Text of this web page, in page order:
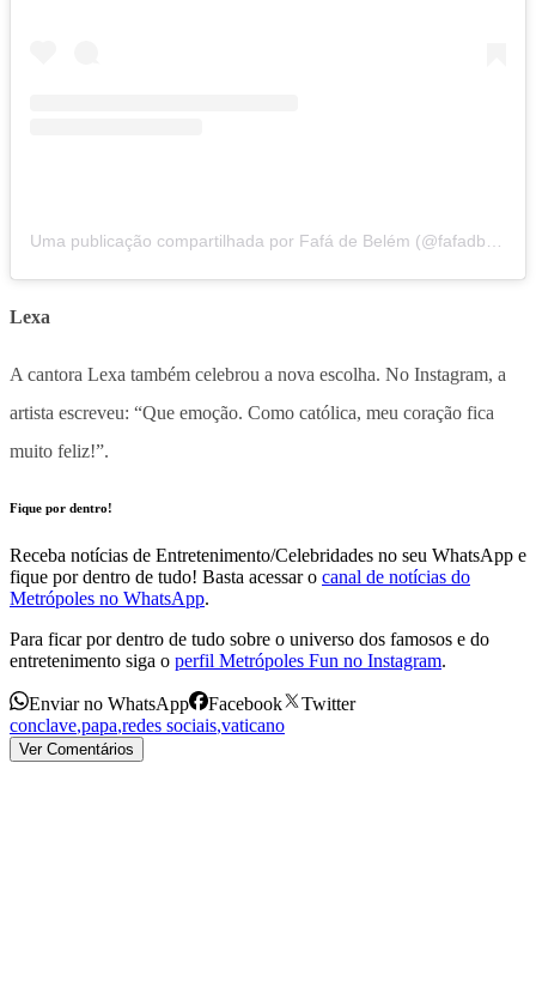
Lexa
A cantora Lexa também celebrou a nova escolha. No Instagram, a
artista escreveu: “Que emoção. Como católica, meu coração fica
muito feliz!”.
Fique por dentro!
Receba notícias de Entretenimento/Celebridades no seu WhatsApp e
fique por dentro de tudo! Basta acessar o canal de notícias do
Metrópoles no WhatsApp.
Para ficar por dentro de tudo sobre o universo dos famosos e do
entretenimento siga o perfil Metrópoles Fun no Instagram.
Enviar no WhatsApp Facebook
Twitter
conclave,papa,redes sociais,vaticano
Ver Comentários